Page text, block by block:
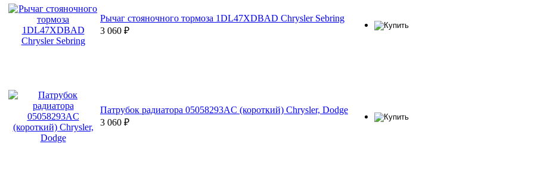
Рычаг стояночного тормоза 1DL47XDBAD Chrysler Sebring
3 060 ₽
Патрубок радиатора 05058293AC (короткий) Chrysler, Dodge
3 060 ₽